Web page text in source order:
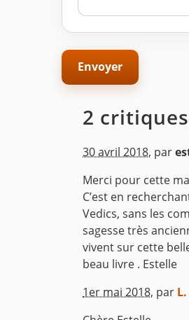
2
30 avril 2018, par
Merci pour cette
C’est en
Vedics, sans les
sagesse très
vivent sur cette
beau livre . Estelle
^
1er mai 2018, par